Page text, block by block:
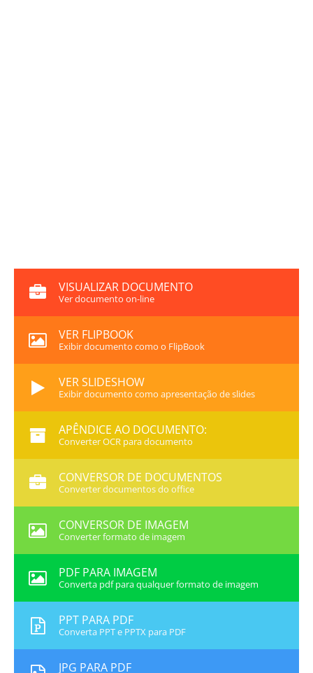
VISUALIZAR DOCUMENTO
Ver documento on-line
VER FLIPBOOK
Exibir documento como o FlipBook
VER SLIDESHOW
Exibir documento como apresentação de slides
APÊNDICE AO DOCUMENTO:
Converter OCR para documento
CONVERSOR DE DOCUMENTOS
Converter documentos do office
CONVERSOR DE IMAGEM
Converter formato de imagem
PDF PARA IMAGEM
Converta pdf para qualquer formato de imagem
PPT PARA PDF
Converta PPT e PPTX para PDF
JPG PARA PDF